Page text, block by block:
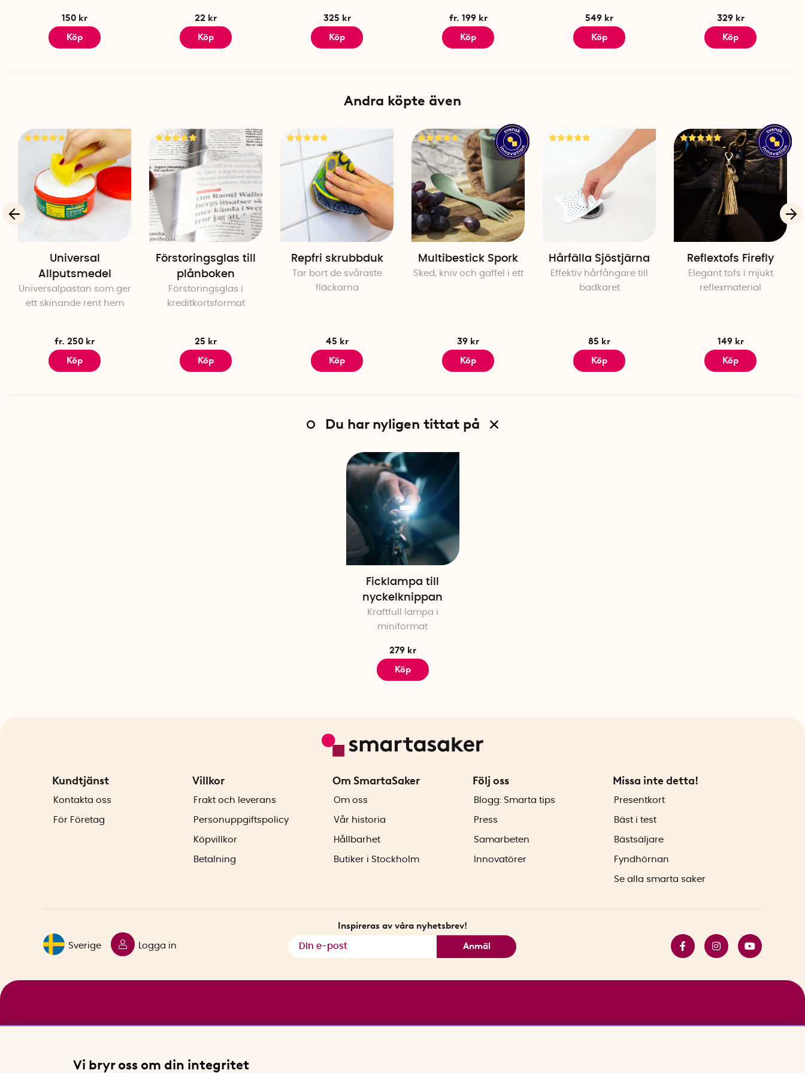
150 kr
Köp
22 kr
Köp
325 kr
Köp
fr. 199 kr
Köp
549 kr
Köp
329 kr
Köp
Andra köpte även
Universal
Allputsmedel
Universalpastan som ger
ett skinande rent hem
fr. 250 kr
Köp
Förstoringsglas till
plånboken
Förstoringsglas i
kreditkortsformat
25 kr
Köp
Repfri skrubbduk
Tar bort de svåraste
fläckarna
45 kr
Köp
Multibestick Spork
Sked, kniv och gaffel i ett
39 kr
Köp
Hårfälla Sjöstjärna
Effektiv hårfångare till
badkaret
85 kr
Köp
Reflextofs Firefly
Elegant tofs i mjukt
reflexmaterial
149 kr
Köp
Du har nyligen tittat på
Ficklampa till
nyckelknippan
Kraftfull lampa i
miniformat
279 kr
Köp
Kundtjänst
Kontakta oss
För Företag
Villkor
Frakt och leverans
Personuppgiftspolicy
Köpvillkor
Betalning
Om SmartaSaker
Om oss
Vår historia
Hållbarhet
Butiker i Stockholm
Följ oss
Blogg: Smarta tips
Press
Samarbeten
Innovatörer
Missa inte detta!
Presentkort
Bäst i test
Bästsäljare
Fyndhörnan
Se alla smarta saker
Sverige Logga in
Inspireras av våra nyhetsbrev!
Anmäl
Vi bryr oss om din integritet